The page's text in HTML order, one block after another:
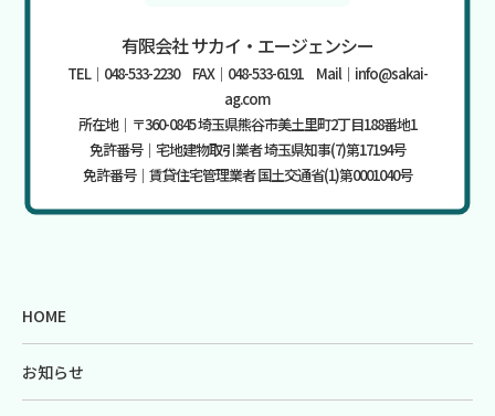
有限会社 サカイ・エージェンシー
TEL｜048-533-2230 FAX｜048-533-6191 Mail｜info@sakai-
ag.com
所在地｜〒360-0845 埼玉県熊谷市美土里町2丁目188番地1
免許番号｜宅地建物取引業者 埼玉県知事(7)第17194号
免許番号｜賃貸住宅管理業者 国土交通省(1)第0001040号
HOME
お知らせ